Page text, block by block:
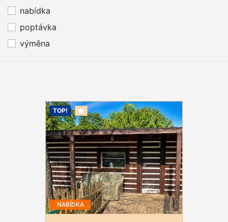
nabídka
poptávka
výměna
TOP!
NABÍDKA